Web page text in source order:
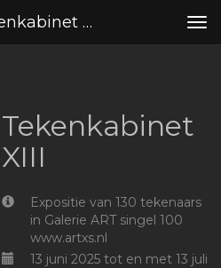
Gilles De Rooij - Tekenkabinet XIII
Tekenkabinet
XIII
Expositie van 130 tekenaars
in Galerie ART singel 100
www.artxs.nl
13 juni 2025 tot en met 13 juli